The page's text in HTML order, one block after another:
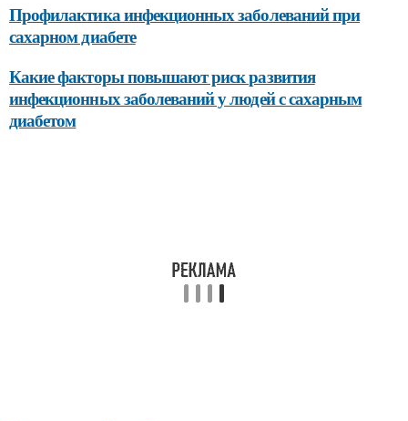
Профилактика инфекционных заболеваний при
сахарном диабете
Какие факторы повышают риск развития
инфекционных заболеваний у людей с сахарным
диабетом